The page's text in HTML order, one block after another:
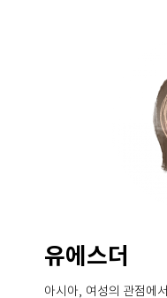
유에스더
아시아, 여성의 관점에